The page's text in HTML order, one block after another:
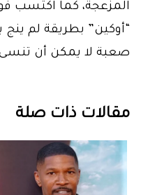
المزعجة، كما اكتسب
“أوكين” بطريقة لم
صعبة لا يمكن أن تنسى
مقالات ذات صلة